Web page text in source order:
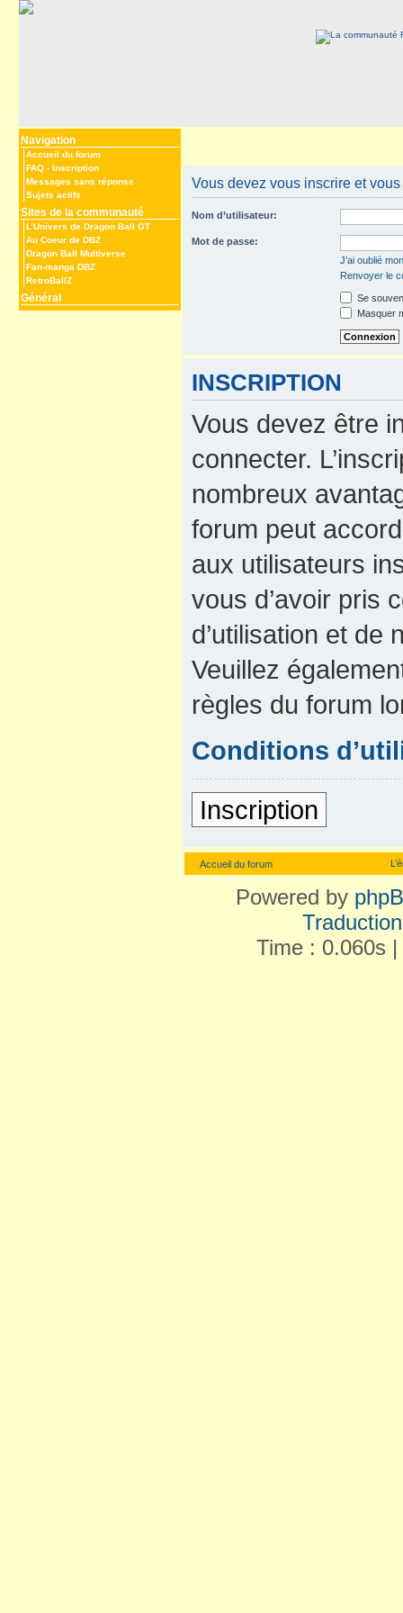
Navigation
Accueil du forum
FAQ - Inscription
Messages sans réponse
Sujets actifs
Sites de la communauté
L’Univers de Dragon Ball GT
Au Coeur de DBZ
Dragon Ball Multiverse
Fan-manga DBZ
RetroBallZ
Général
Vous devez vous inscrire et
Nom d’utilisateur:
Mot de passe:
J’ai oublié
Renvoyer le
Se
Masquer
INSCRIPTION
Vous devez être
connecter.
nombreux
forum peut
aux utilisateurs
vous d’avoir pris
d’utilisation et de
Veuillez
règles du forum
Conditions
Inscription
Accueil du forum
Powered by
Time : 0.060s